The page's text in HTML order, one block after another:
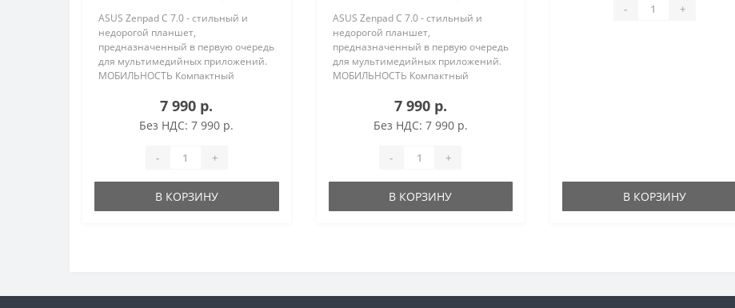
ASUS Zenpad C 7.0 - стильный и
недорогой планшет,
предназначенный в первую очередь
для мультимедийных приложений.
МОБИЛЬНОСТЬ Компактный
любую поездку, как на работу, на
учёбу или на дачу, так и в
длительное туристичес..
7 990 р.
Без НДС: 7 990 р.
- +
В КОРЗИНУ
ASUS Zenpad C 7.0 - стильный и
недорогой планшет,
предназначенный в первую очередь
для мультимедийных приложений.
МОБИЛЬНОСТЬ Компактный
любую поездку, как на работу, на
учёбу или на дачу, так и в
длительное туристичес..
7 990 р.
Без НДС: 7 990 р.
- +
В КОРЗИНУ
- +
В КОРЗИНУ